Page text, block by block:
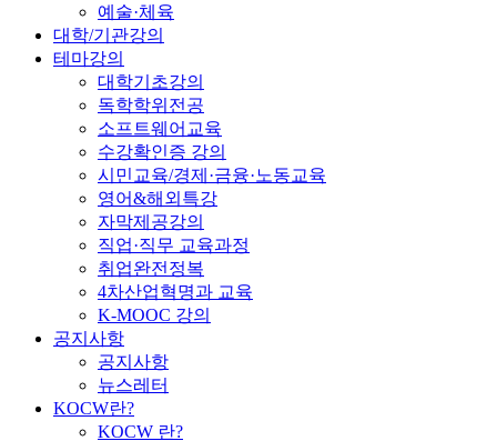
예술·체육
대학/기관강의
테마강의
대학기초강의
독학학위전공
소프트웨어교육
수강확인증 강의
시민교육/경제·금융·노동교육
영어&해외특강
자막제공강의
직업·직무 교육과정
취업완전정복
4차산업혁명과 교육
K-MOOC 강의
공지사항
공지사항
뉴스레터
KOCW란?
KOCW 란?